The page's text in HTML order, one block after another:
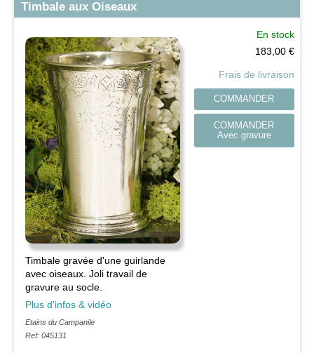
Timbale aux Oiseaux
Timbale gravée d'une guirlande
avec oiseaux. Joli travail de
gravure au socle.
Plus d'infos & vidéo
Etains du Campanile
Ref: 045131
En stock
183,00 €
Frais de livraison
COMMANDER
COMMANDER
Avec gravure